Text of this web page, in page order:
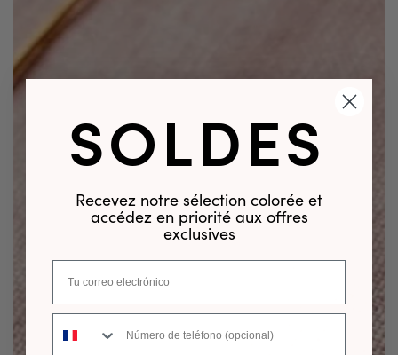
SOLDES
Recevez notre sélection colorée et
accédez en priorité aux offres
exclusives
Número de teléfono